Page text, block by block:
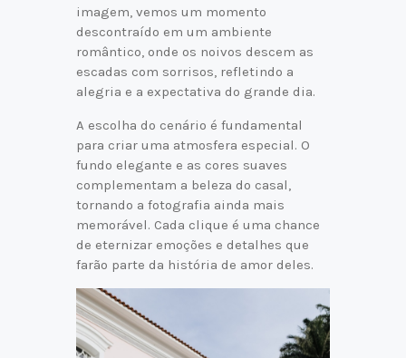
imagem, vemos um momento
descontraído em um ambiente
romântico, onde os noivos descem as
escadas com sorrisos, refletindo a
alegria e a expectativa do grande dia.
A escolha do cenário é fundamental
para criar uma atmosfera especial. O
fundo elegante e as cores suaves
complementam a beleza do casal,
tornando a fotografia ainda mais
memorável. Cada clique é uma chance
de eternizar emoções e detalhes que
farão parte da história de amor deles.